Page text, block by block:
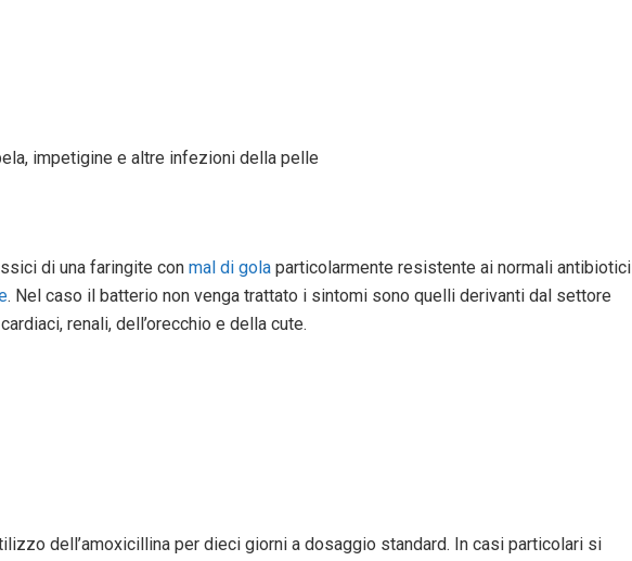
impetigine e altre infezioni della pelle
di una faringite con mal di gola particolarmente resistente ai normali antibiotici
. Nel caso il batterio non venga trattato i sintomi sono quelli derivanti dal settore
renali, dell’orecchio e della cute.
dell’amoxicillina per dieci giorni a dosaggio standard. In casi particolari si